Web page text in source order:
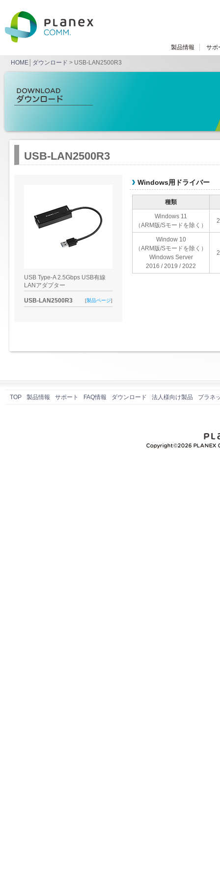
製品情報 サポ
HOME ダウンロード > USB-LAN2500R3
USB-LAN2500R3
USB Type-A 2.5Gbps USB有線
LANアダプター
USB-LAN2500R3 [製品ページ]
Windows用ドライバー
種類
Windows 11
（ARM版/Sモードを除く）
Window 10
（ARM版/Sモードを除く）
Windows Server
2016 / 2019 / 2022
TOP 製品情報 サポート FAQ情報 ダウンロード 法人様向け製品 プラネ